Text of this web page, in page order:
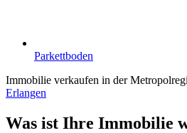
Parkettboden
Immobilie verkaufen in der
Erlangen
Was ist Ihre Immobilie